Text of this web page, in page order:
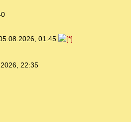
01:45
22:35